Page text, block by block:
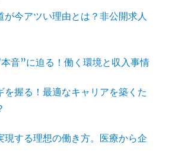
が今アツい理由とは？非公開求人
音”に迫る！働く環境と収入事情
を握る！最適なキャリアを築くた
現する理想の働き方。医療から企